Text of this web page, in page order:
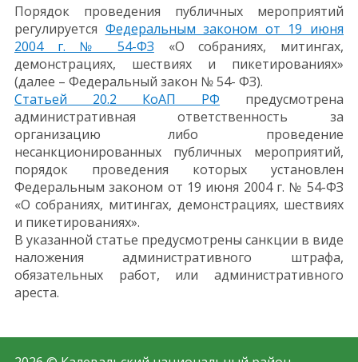
Порядок проведения публичных мероприятий
регулируется Федеральным законом от 19 июня
2004 г. № 54-ФЗ «О собраниях, митингах,
демонстрациях, шествиях и пикетированиях»
(далее – Федеральный закон № 54- ФЗ).
Статьей 20.2 КоАП РФ предусмотрена
административная ответственность за
организацию либо проведение
несанкционированных публичных мероприятий,
порядок проведения которых установлен
Федеральным законом от 19 июня 2004 г. № 54-ФЗ
«О собраниях, митингах, демонстрациях, шествиях
и пикетированиях».
В указанной статье предусмотрены санкции в виде
наложения административного штрафа,
обязательных работ, или административного
ареста.